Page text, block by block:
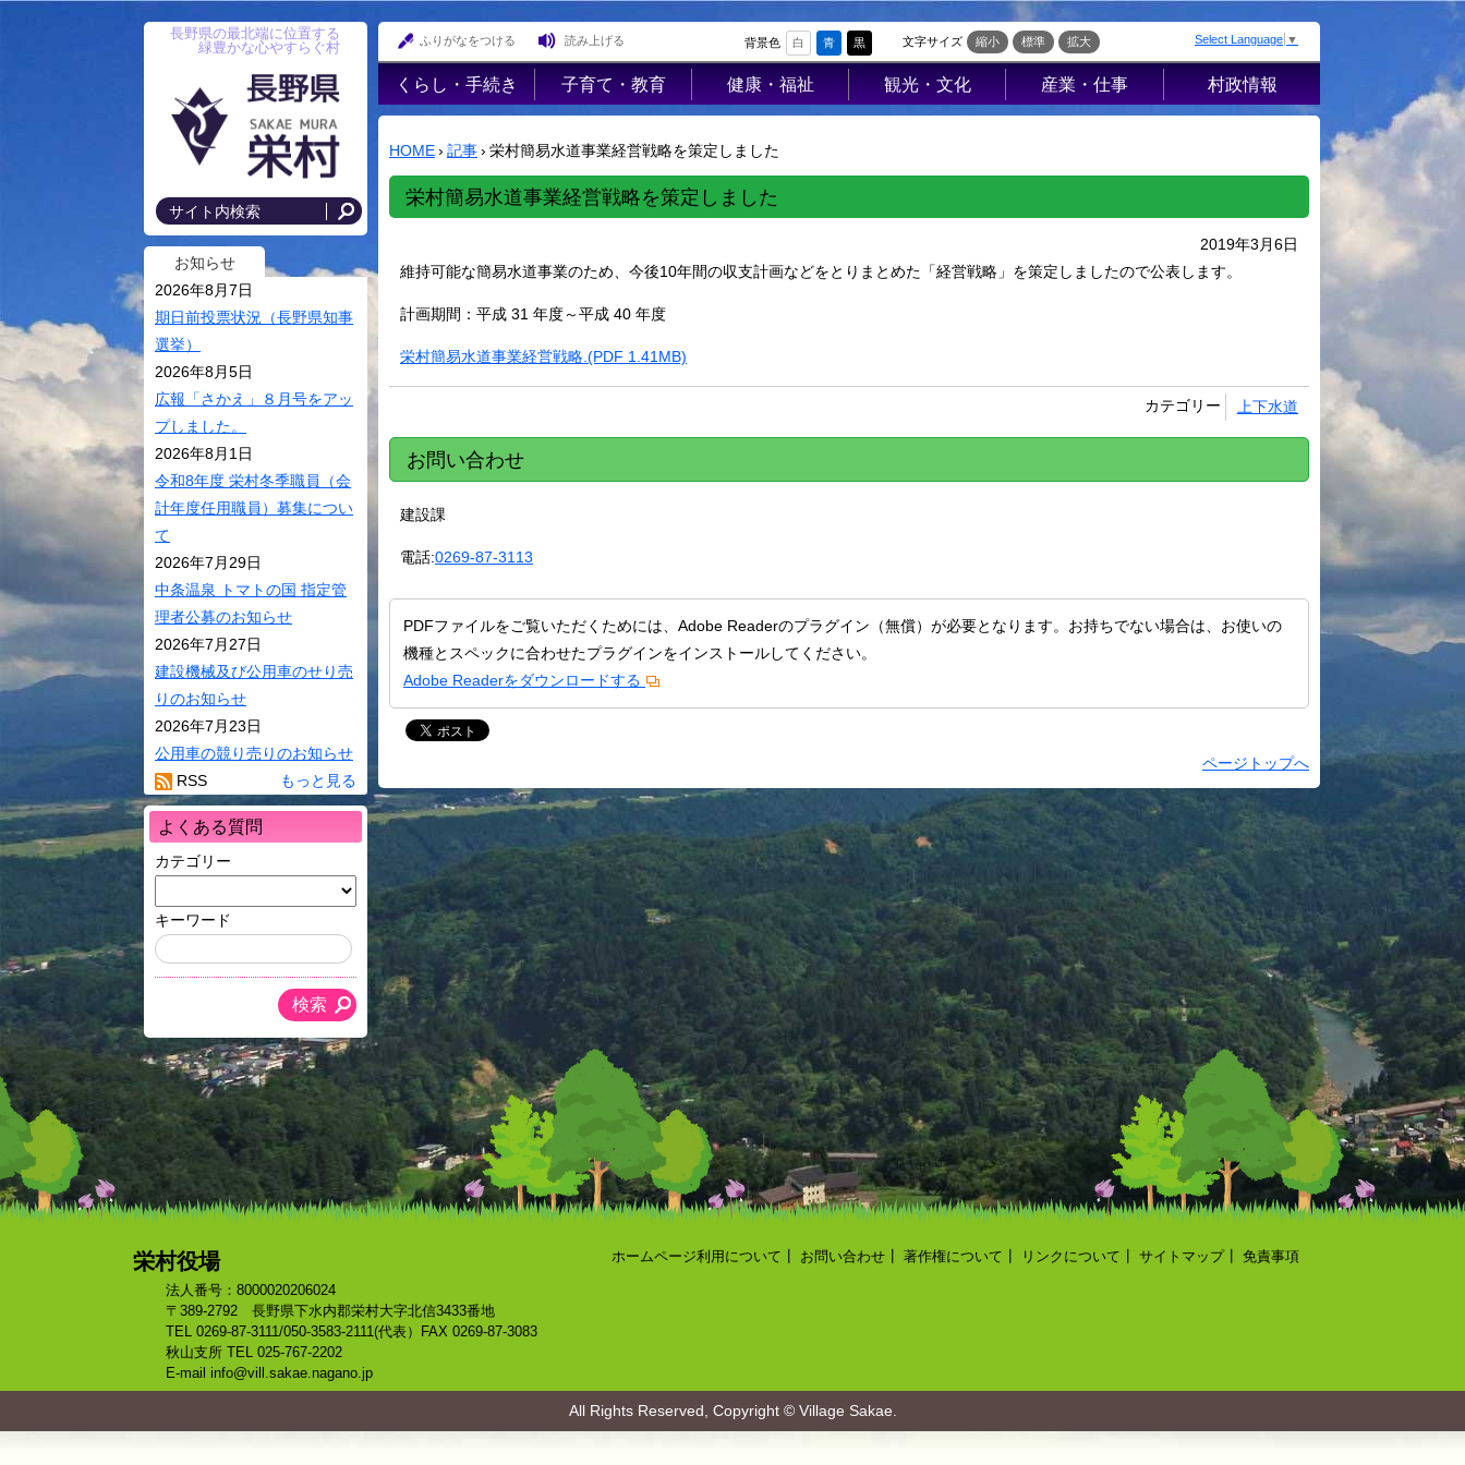
長野県の最北端に位置する
緑豊かな心やすらぐ村
お知らせ
2026年8月7日
期日前投票状況（長野県知事
選挙）
2026年8月5日
広報「さかえ」８月号をアッ
プしました。
2026年8月1日
令和8年度 栄村冬季職員（会
計年度任用職員）募集につい
て
2026年7月29日
中条温泉 トマトの国 指定管
理者公募のお知らせ
2026年7月27日
建設機械及び公用車のせり売
りのお知らせ
2026年7月23日
公用車の競り売りのお知らせ
もっと見る
RSS
よくある質問
カテゴリー
キーワード
ふりがなをつける 読み上げる 背景色 白 青 黒 文字サイズ 縮小 標準 拡大 Select Language ▼
くらし・手続き
戸籍・印鑑登
録・住民登録
年金
後期高齢者医療
税金･各種使用料
住まい･村営住宅
上水道・農業集
交通安全・防犯
サイクル
村民活動
バス・JR･かたく
り号ダイヤ
ペット
ケーブルテレビ
子育て・教育
子育て支援
母子の健康・予
母子の保健
生涯学習
学校教育
健康・福祉
高齢者福祉
介護保険
障害福祉
保健･健康
すみれの家
AED
観光・文化
観光
物産PR
産業・仕事
届出・証明・法
入札・契約
指定管理者制度
村政情報
村の概要
施策・計画
人事・職員募集
統計・人口
広報さかえ
地域おこし協力
栄村地震
ｺﾛﾅｳｲﾙｽ関連情報
HOME› 記事› 栄村簡易水道事業経営戦略を策定しました
栄村簡易水道事業経営戦略を策定しました
2019年3月6日
維持可能な簡易水道事業のため、 今後10年間の収支計画などをとりまとめた「経営戦略」を策定しましたので公表します。
計画期間：平成 31 年度～平成 40 年度
栄村簡易水道事業経営戦略.(PDF 1.41MB)
カテゴリー 上下水道
お問い合わせ
建設課
電話:0269-87-3113
PDFファイルをご覧いただくためには、Adobe Readerのプラグイン（無償）が必要となります。お持ちでない場合は、お使いの
機種とスペックに合わせたプラグインをインストールしてください。
Adobe Readerをダウンロードする
ページトップへ
栄村役場
法人番号：8000020206024
〒389-2792 長野県下水内郡栄村大字北信3433番地
TEL 0269-87-3111/050-3583-2111(代表）FAX 0269-87-3083
秋山支所 TEL 025-767-2202
E-mail info@vill.sakae.nagano.jp
ホームページ利用について お問い合わせ 著作権について リンクについて サイトマップ 免責事項
All Rights Reserved, Copyright © Village Sakae.